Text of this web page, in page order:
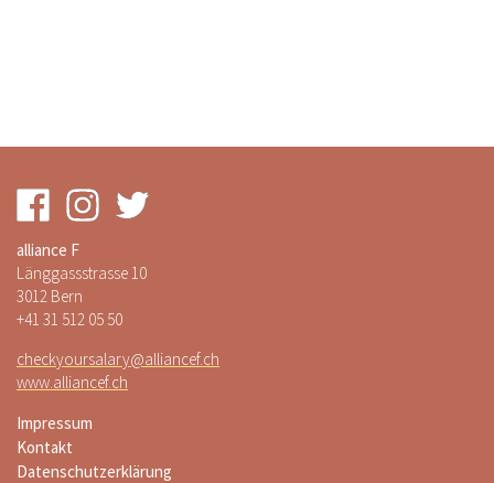
alliance F
Länggassstrasse 10
3012 Bern
+41 31 512 05 50
checkyoursalary@alliancef.ch
www.alliancef.ch
Impressum
Kontakt
Datenschutzerklärung